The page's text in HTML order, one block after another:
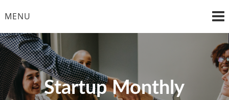
toMENU
Startup Monthly